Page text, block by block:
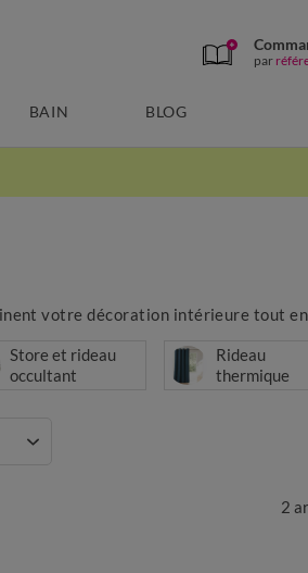
par
BAIN BLOG
votre décoration intérieure tout
Store et rideau
occultant
Rideau
thermique
2